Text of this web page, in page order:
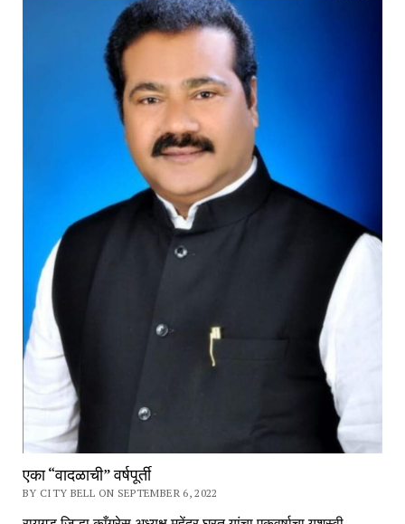
एका “वादळाची” वर्षपूर्ती
BY CITY BELL ON SEPTEMBER 6, 2022